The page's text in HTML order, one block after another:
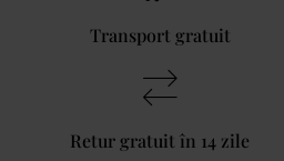
Transport gratuit
Retur gratuit în 14 zile